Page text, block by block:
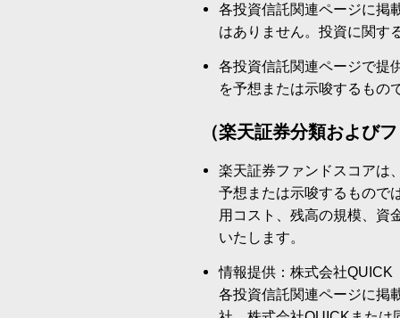
各投資信託関連ページに掲
はありません。投資に関す
各投資信託関連ページで提
を予想または示唆するもの
（楽天証券分類および
楽天証券ファンドスコアは
予想または示唆するもので
用コスト、残高の規模、資
いたします。
情報提供：株式会社QUICK
各投資信託関連ページに掲